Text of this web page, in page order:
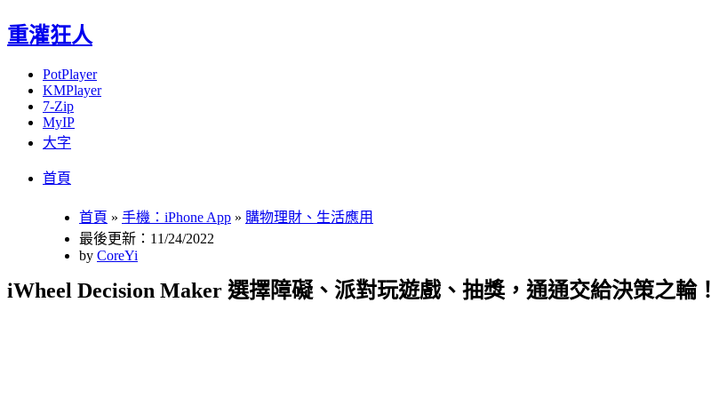
重灌狂人
PotPlayer
KMPlayer
7-Zip
MyIP
大字
首頁
首頁 » 手機：iPhone App » 購物理財、生活應用
最後更新：11/24/2022
by CoreYi
iWheel Decision Maker 選擇障礙、派對玩遊戲、抽獎，通通交給決策之輪！